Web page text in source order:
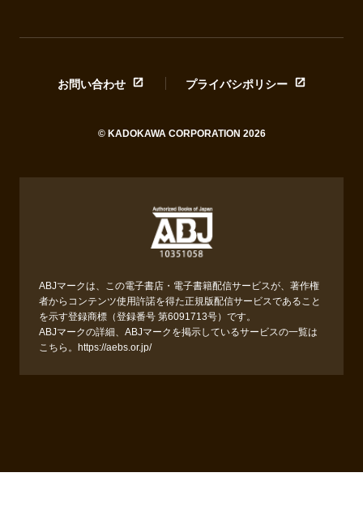
お問い合わせ プライバシポリシー
© KADOKAWA CORPORATION 2026
ABJマークは、この電子書店・電子書籍配信サービスが、著作権
者からコンテンツ使用許諾を得た正規版配信サービスであること
を示す登録商標（登録番号 第6091713号）です。
ABJマークの詳細、ABJマークを掲示しているサービスの一覧は
こちら。 https://aebs.or.jp/